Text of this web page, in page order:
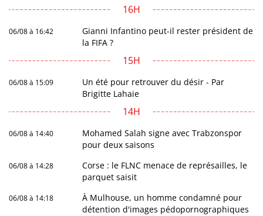
16H
06/08 à 16:42
Gianni Infantino peut-il rester président de
la FIFA ?
15H
06/08 à 15:09
Un été pour retrouver du désir - Par
Brigitte Lahaie
14H
06/08 à 14:40
Mohamed Salah signe avec Trabzonspor
pour deux saisons
06/08 à 14:28
Corse : le FLNC menace de représailles, le
parquet saisit
06/08 à 14:18
À Mulhouse, un homme condamné pour
détention d'images pédopornographiques